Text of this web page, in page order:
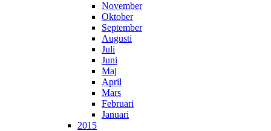
November
Oktober
September
Augusti
Juli
Juni
Maj
April
Mars
Februari
Januari
2015